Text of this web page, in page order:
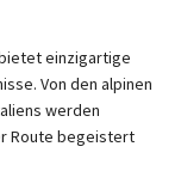
einzigartige
Von den alpinen
werden
Route begeistert